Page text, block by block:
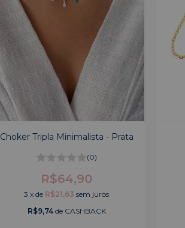
Choker Tripla Minimalista - Prata
(0)
R$64,90
3 xde R$21,63 sem juros
R$9,74de CASHBACK